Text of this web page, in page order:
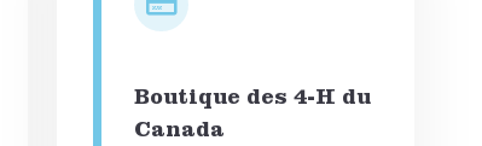
Boutique des 4-H du
Canada